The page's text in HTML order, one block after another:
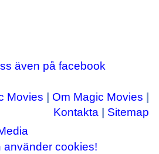
Movies Om Magic Movies
Kontakta
Sitemap
använder cookies!